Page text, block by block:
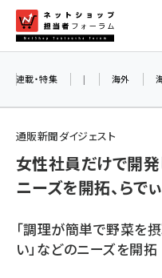
ン
ネット
amazon (2243)
楽天 (1869)
連載・特集 | 海外
通販新聞ダイジェスト
女性社員だけで開
ニーズを開拓、らで
「調理が簡単で野菜を
い」などのニーズを開拓